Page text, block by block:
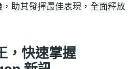
助其發揮最佳表現，全面釋放
，快速掌握